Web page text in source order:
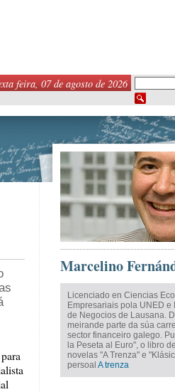
feira, 07 de agosto de 2026
Marcelino
Licenciado en Ciencias
Empresariais pola UNED e
de Negocios de Lausana.
meirande parte da súa
sector financeiro galego.
la Peseta al Euro", o libro
novelas "A Trenza" e
persoal A trenza